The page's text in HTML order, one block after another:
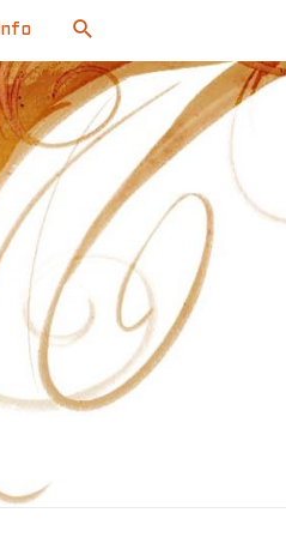
Info Search